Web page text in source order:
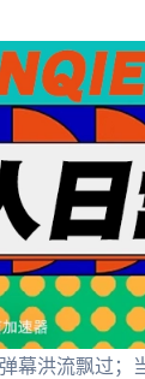
幕洪流飘过；